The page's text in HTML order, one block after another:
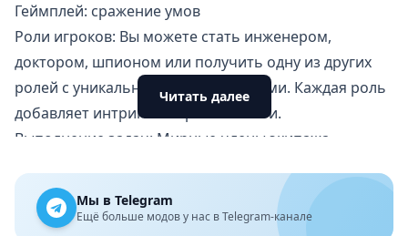
Геймплей: сражение умов
Роли игроков: Вы можете стать инженером,
доктором, шпионом или получить одну из других
ролей с уникальными способностями. Каждая роль
добавляет интриги и вариативности.
Выполнение задач: Мирные члены экипажа
приближает их к победе.
Обсуждения и голосования: Если кто-то замечает
Читать далее
Мы в Telegram
Ещё больше модов у нас в Telegram-канале